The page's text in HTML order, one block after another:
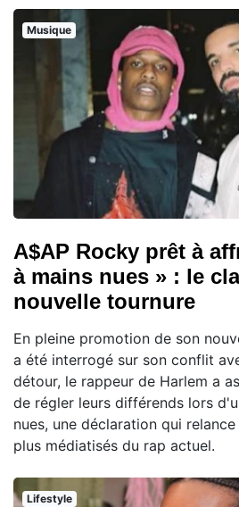
Musique
A$AP Rocky prêt à
à mains nues » : le
nouvelle tournure
En pleine promotion de son
a été interrogé sur son conflit
détour, le rappeur de Harlem a
de régler leurs différends lors
nues, une déclaration qui
plus médiatisés du rap actuel.
Lifestyle